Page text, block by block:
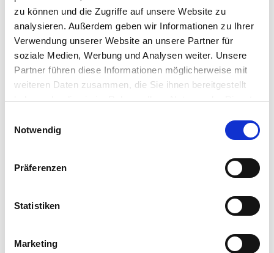
zu können und die Zugriffe auf unsere Website zu
analysieren. Außerdem geben wir Informationen zu Ihrer
Verwendung unserer Website an unsere Partner für
soziale Medien, Werbung und Analysen weiter. Unsere
Partner führen diese Informationen möglicherweise mit
weiteren Daten zusammen, die Sie ihnen bereitgestellt
haben oder die sie im Rahmen Ihrer Nutzung der Dienste
Notwendig
Präferenzen
Statistiken
Marketing
Seit 1998 ist Stefan te Neues, Enkel des damaligen
Gesellschafters Wilhelm Kutschera, Teil der Geschäftsführung.
Ende 2014 ist dann auch René Freudenberger, Sohn von Manfred
Freudenberger, der Geschäftsführung beigetreten.